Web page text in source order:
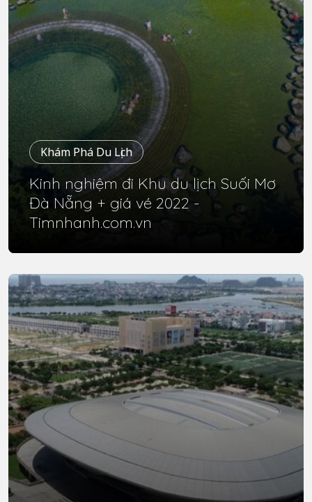
Khám Phá Du Lịch
Kinh nghiệm đi Khu du lịch Suối Mơ
Đà Nẵng + giá vé 2022 -
Timnhanh.com.vn